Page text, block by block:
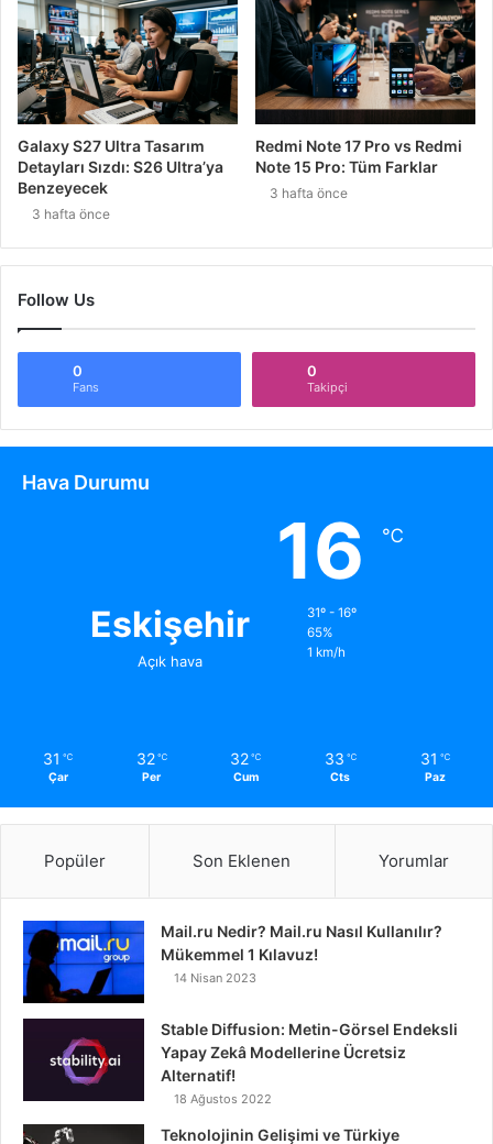
Galaxy S27 Ultra Tasarım
Detayları Sızdı: S26 Ultra’ya
Benzeyecek
3 hafta önce
Redmi Note 17 Pro vs Redmi
Note 15 Pro: Tüm Farklar
3 hafta önce
Follow Us
0
Fans
0
Takipçi
Hava Durumu
Eskişehir
Açık hava
16 ℃
31º - 16º
65%
1 km/h
31 ℃
Çar
32 ℃
Per
32 ℃
Cum
33 ℃
Cts
31 ℃
Paz
Popüler Son Eklenen Yorumlar
Mail.ru Nedir? Mail.ru Nasıl Kullanılır?
Mükemmel 1 Kılavuz!
14 Nisan 2023
Stable Diffusion: Metin-Görsel Endeksli
Yapay Zekâ Modellerine Ücretsiz
Alternatif!
18 Ağustos 2022
Teknolojinin Gelişimi ve Türkiye